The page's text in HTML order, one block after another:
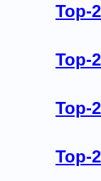
Top-
Top-
Top-
Top-